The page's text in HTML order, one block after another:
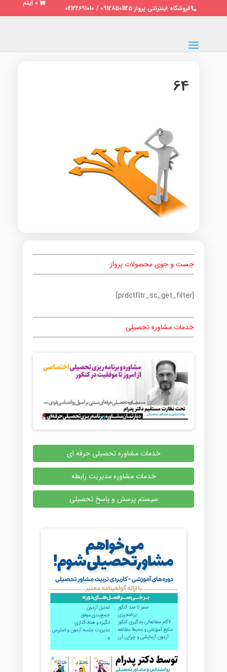
فروشگاه اینترنتی پرواز 09128501125 / 02122691010
0 آیتم
64
جست و جوی محصولات پرواز
[prdctfltr_sc_get_filter]
خدمات مشاوره تحصیلی
خدمات مشاوره تحصیلی حرفه ای
خدمات مشاوره مدیریت رابطه
سیستم پرسش و پاسخ تحصیلی